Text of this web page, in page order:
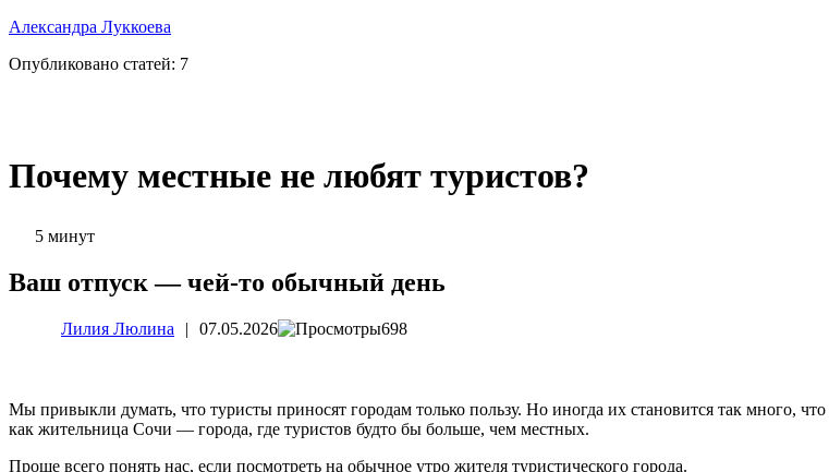
Александра Луккоева
Опубликовано статей: 7
Почему местные не любят туристов?
5 минут
Ваш отпуск — чей-то обычный день
Лилия Люлина | 07.05.2026 698
Мы привыкли думать, что туристы приносят городам только пользу. Но иногда их становится так много,
как жительница Сочи — города, где туристов будто бы больше, чем местных.
Проще всего понять нас, если посмотреть на обычное утро жителя туристического города.